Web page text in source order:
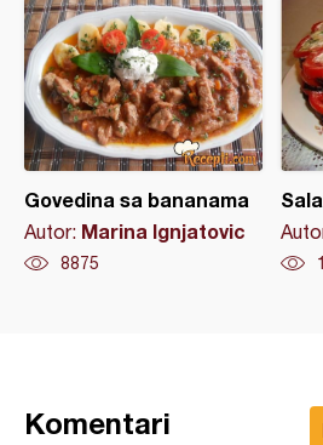
Govedina sa bananama
Autor: Marina Ignjatovic
8875
Komentari